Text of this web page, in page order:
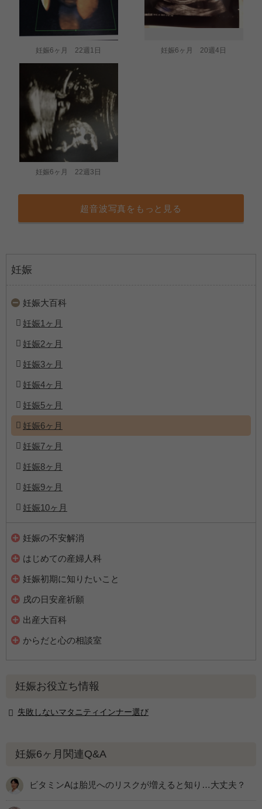
妊娠6ヶ月 22週1日 妊娠6ヶ月 20週4日
妊娠6ヶ月 22週3日
超音波写真をもっと見る
妊娠
妊娠大百科
妊娠1ヶ月
妊娠2ヶ月
妊娠3ヶ月
妊娠4ヶ月
妊娠5ヶ月
妊娠6ヶ月
妊娠7ヶ月
妊娠8ヶ月
妊娠9ヶ月
妊娠10ヶ月
妊娠の不安解消
はじめての産婦人科
妊娠初期に知りたいこと
戌の日安産祈願
出産大百科
からだと心の相談室
妊娠お役立ち情報
失敗しないマタニティインナー選び
妊娠6ヶ月関連Q&A
ビタミンAは胎児へのリスクが増えると知り…大丈夫？